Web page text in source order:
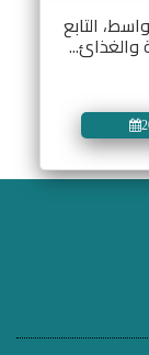
التابع
والغذائ...